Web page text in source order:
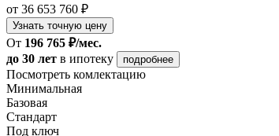
от 36 653 760 ₽
Узнать точную цену
От 196 765 ₽/мес.
до 30 лет в ипотеку подробнее
Посмотреть комлектацию
Минимальная
Базовая
Стандарт
Под ключ